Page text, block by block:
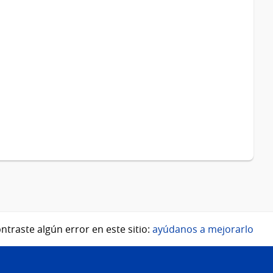
algún error en este sitio: ayúdanos a mejorarlo